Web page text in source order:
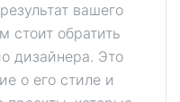
вашего
стоит обратить
дизайнера. Это
о его стиле и